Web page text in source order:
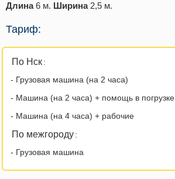
Длина6 м. Ширина2,5 м.
Тариф:
По Нск:
- Грузовая машина (на 2 часа)
- Машина (на 2 часа) + помощь в погрузке
- Машина (на 4 часа) + рабочие
По межгороду:
- Грузовая машина